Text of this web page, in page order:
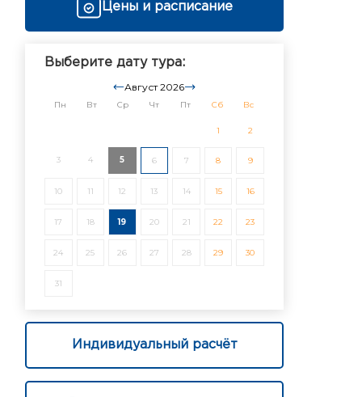
Цены и расписание
Выберите дату тура:
Август 2026
Пн Вт Ср Чт Пт Сб Вс
1 2
3 4 5 6 7 8 9
10 11 12 13 14 15 16
17 18 19 20 21 22 23
24 25 26 27 28 29 30
31
Индивидуальный расчёт